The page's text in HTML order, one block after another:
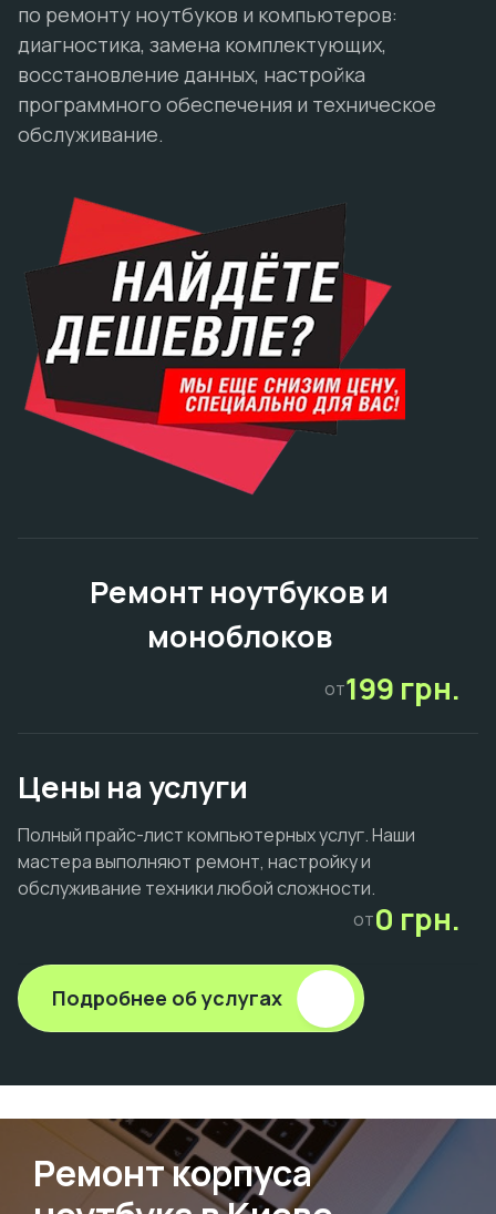
по ремонту ноутбуков и компьютеров:
диагностика, замена комплектующих,
восстановление данных, настройка
программного обеспечения и техническое
обслуживание.
Ремонт ноутбуков и
моноблоков
от199 грн.
Цены на услуги
Полный прайс-лист компьютерных услуг. Наши
мастера выполняют ремонт, настройку и
обслуживание техники любой сложности.
от0 грн.
Подробнее об услугах
Ремонт корпуса